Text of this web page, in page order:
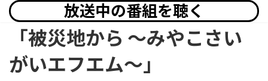
放送中の番組を聴く
「被災地から 〜みやこさい
がいエフエム〜」